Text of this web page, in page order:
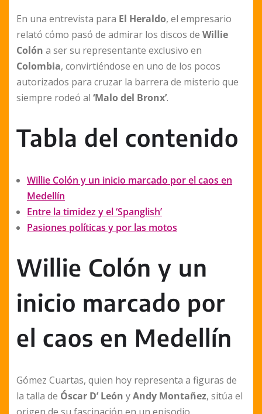
En una entrevista para El Heraldo, el empresario
relató cómo pasó de admirar los discos de Willie
Colón a ser su representante exclusivo en
Colombia, convirtiéndose en uno de los pocos
autorizados para cruzar la barrera de misterio que
siempre rodeó al ‘Malo del Bronx’.
Tabla del contenido
Willie Colón y un inicio marcado por el caos en
Medellín
Entre la timidez y el ‘Spanglish’
Pasiones políticas y por las motos
Willie Colón y un
inicio marcado por
el caos en Medellín
Gómez Cuartas, quien hoy representa a figuras de
la talla de Óscar D’ León yAndy Montañez, sitúa el